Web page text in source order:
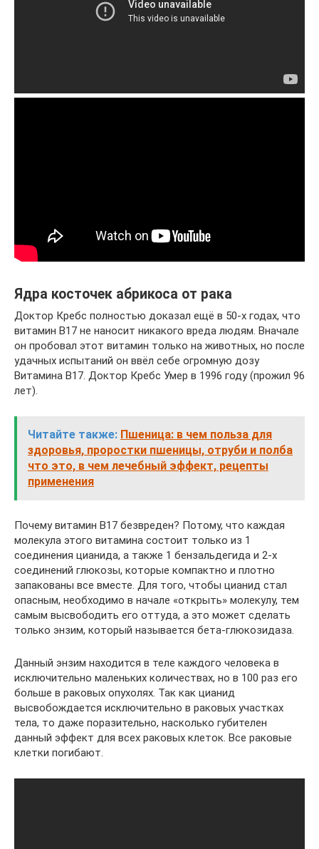
Ядра косточек абрикоса от рака
Доктор Кребс полностью доказал ещё в 50-х годах, что
витамин В17 не наносит никакого вреда людям. Вначале
он пробовал этот витамин только на животных, но после
удачных испытаний он ввёл себе огромную дозу
Витамина В17. Доктор Кребс Умер в 1996 году (прожил 96
лет).
Читайте также: Пшеница: в чем польза для
здоровья, проростки пшеницы, отруби и полба
что это, в чем лечебный эффект, рецепты
применения
Почему витамин В17 безвреден? Потому, что каждая
молекула этого витамина состоит только из 1
соединения цианида, а также 1 бензальдегида и 2-х
соединений глюкозы, которые компактно и плотно
запакованы все вместе. Для того, чтобы цианид стал
опасным, необходимо в начале «открыть» молекулу, тем
самым высвободить его оттуда, а это может сделать
только энзим, который называется бета-глюкозидаза.
Данный энзим находится в теле каждого человека в
исключительно маленьких количествах, но в 100 раз его
больше в раковых опухолях. Так как цианид
высвобождается исключительно в раковых участках
тела, то даже поразительно, насколько губителен
данный эффект для всех раковых клеток. Все раковые
клетки погибают.